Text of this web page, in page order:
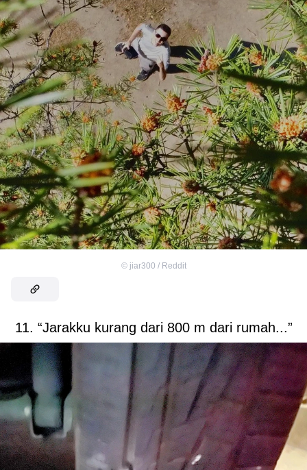
© jiar300 / Reddit
11. “Jarakku kurang dari 800 m dari rumah...”